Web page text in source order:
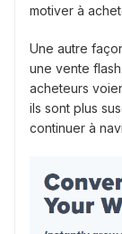
motiver à
Une autre
une vente
acheteurs
ils sont plus
continuer à